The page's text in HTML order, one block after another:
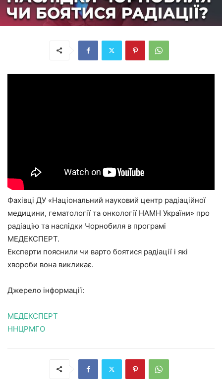
Фахівці ДУ «Національний науковий центр радіаційної
медицини, гематології та онкології НАМН України» про
радіацію та наслідки Чорнобиля в програмі
МЕДЕКСПЕРТ.
Експерти пояснили чи варто боятися радіації і які
хвороби вона викликає.
Джерело інформації:
МЕДЕКСПЕРТ
ННЦРМГО